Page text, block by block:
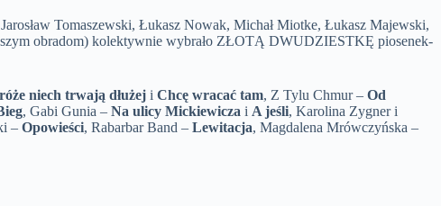
Tomaszewski, Łukasz Nowak, Michał Miotke, Łukasz Majewski,
obradom) kolektywnie wybrało ZŁOTĄ DWUDZIESTKĘ piosenek-
niech trwają dłużej i Chcę wracać tam, Z Tylu Chmur – Od
, Gabi Gunia – Na ulicy Mickiewicza i A jeśli, Karolina Zygner i
– Opowieści, Rabarbar Band – Lewitacja, Magdalena Mrówczyńska –